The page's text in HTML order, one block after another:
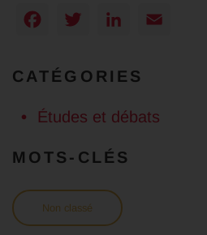
Facebook
Twitter
CATÉGORIES
Études et débats
MOTS-CLÉS
Non classé